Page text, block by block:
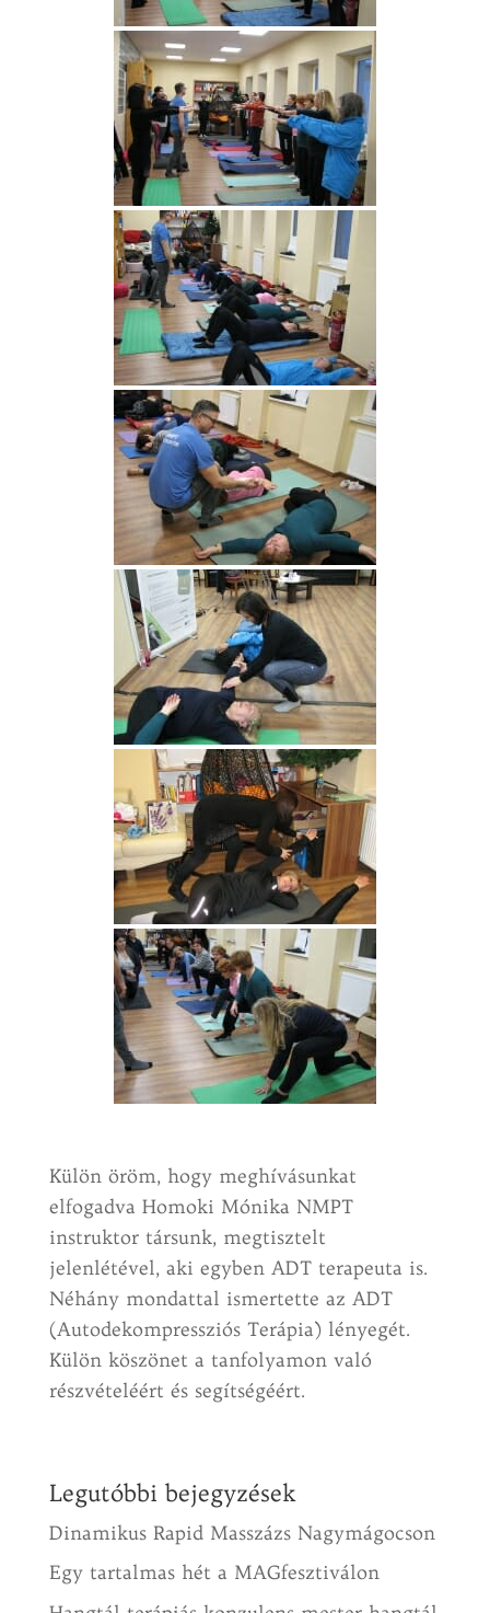
Külön öröm, hogy meghívásunkat
elfogadva Homoki Mónika NMPT
instruktor társunk, megtisztelt
jelenlétével, aki egyben ADT terapeuta is.
Néhány mondattal ismertette az ADT
(Autodekompressziós Terápia) lényegét.
Külön köszönet a tanfolyamon való
részvételéért és segítségéért.
Legutóbbi bejegyzések
Dinamikus Rapid Masszázs Nagymágocson
Egy tartalmas hét a MAGfesztiválon